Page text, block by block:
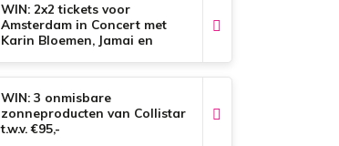
WIN: 2x2 tickets voor
Amsterdam in Concert met
Karin Bloemen, Jamai en
WIN: 3 onmisbare
zonneproducten van Collistar
t.w.v. €95,-